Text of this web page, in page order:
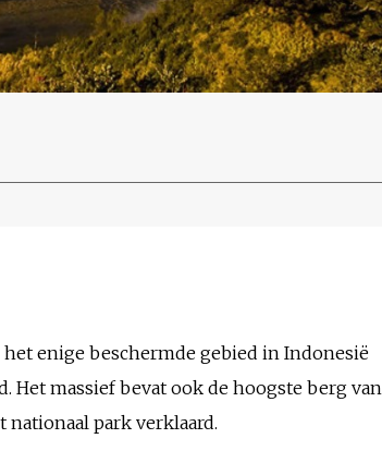
het enige beschermde gebied in Indonesië
Het massief bevat ook de hoogste berg van
nationaal park verklaard.